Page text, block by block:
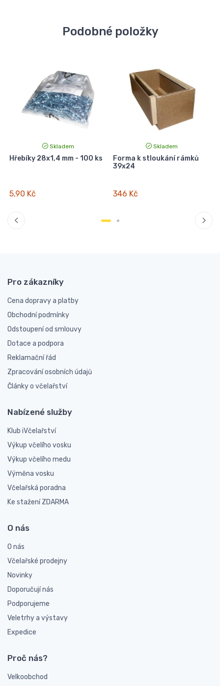
Podobné položky
Skladem
Hřebíky 28x1,4 mm - 100 ks
5,90 Kč
Skladem
Forma k stloukání rámků
39x24
346 Kč
Pro zákazníky
Cena dopravy a platby
Obchodní podmínky
Odstoupení od smlouvy
Dotace a podpora
Reklamační řád
Zpracování osobních údajů
Články o včelařství
Nabízené služby
Klub iVčelařství
Výkup včelího vosku
Výkup včelího medu
Výměna vosku
Včelařská poradna
Ke stažení ZDARMA
O nás
O nás
Včelařské prodejny
Novinky
Doporučují nás
Podporujeme
Veletrhy a výstavy
Expedice
Proč nás?
Velkoobchod